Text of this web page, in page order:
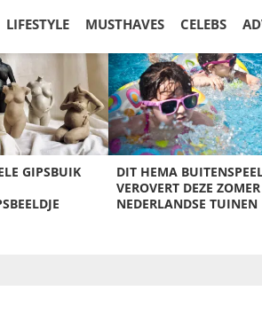
LIFESTYLE MUSTHAVES CELEBS
GIPSBUIK
DIT HEMA
VEROVERT DEZE ZOMER
NEDERLANDSE TUINEN